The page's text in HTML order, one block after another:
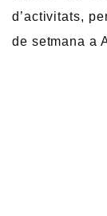
d’activitats,
de setmana a